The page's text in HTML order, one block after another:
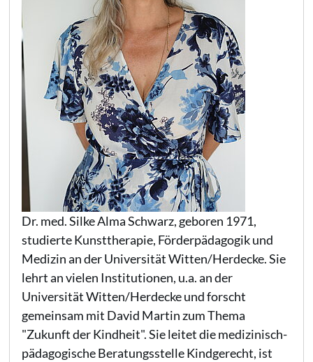
Dr. med. Silke Alma Schwarz, geboren 1971,
studierte Kunsttherapie, Förderpädagogik und
Medizin an der Universität Witten/Herdecke. Sie
lehrt an vielen Institutionen, u.a. an der
Universität Witten/Herdecke und forscht
gemeinsam mit David Martin zum Thema
"Zukunft der Kindheit". Sie leitet die medizinisch-
pädagogische Beratungsstelle Kindgerecht, ist